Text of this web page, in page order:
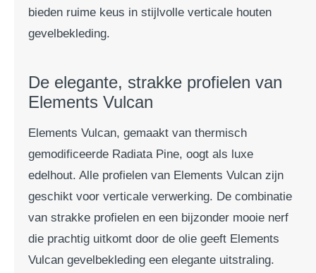
bieden ruime keus in stijlvolle verticale houten
gevelbekleding.
De elegante, strakke profielen van
Elements Vulcan
Elements Vulcan, gemaakt van thermisch
gemodificeerde Radiata Pine, oogt als luxe
edelhout. Alle profielen van Elements Vulcan zijn
geschikt voor verticale verwerking. De combinatie
van strakke profielen en een bijzonder mooie nerf
die prachtig uitkomt door de olie geeft Elements
Vulcan gevelbekleding een elegante uitstraling.